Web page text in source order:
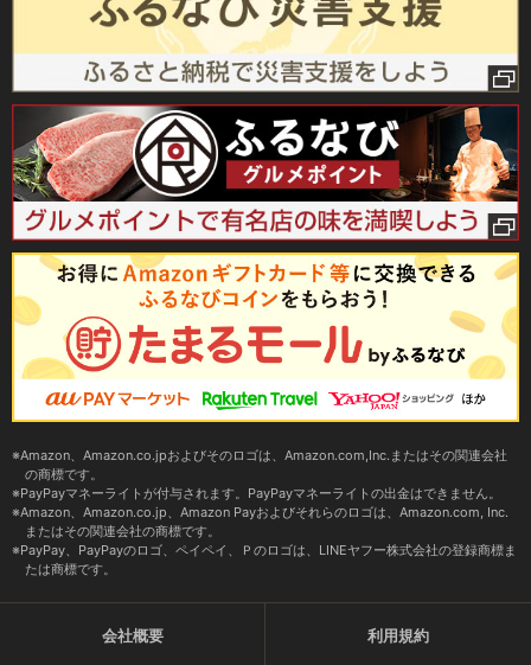
Amazon、Amazon.co.jpおよびそのロゴは、Amazon.com,Inc.またはその関連会社
の商標です。
PayPayマネーライトが付与されます。PayPayマネーライトの出金はできません。
Amazon、Amazon.co.jp、Amazon Payおよびそれらのロゴは、Amazon.com, Inc.
またはその関連会社の商標です。
PayPay、PayPayのロゴ、ペイペイ、Ｐのロゴは、LINEヤフー株式会社の登録商標ま
たは商標です。
会社概要 利用規約